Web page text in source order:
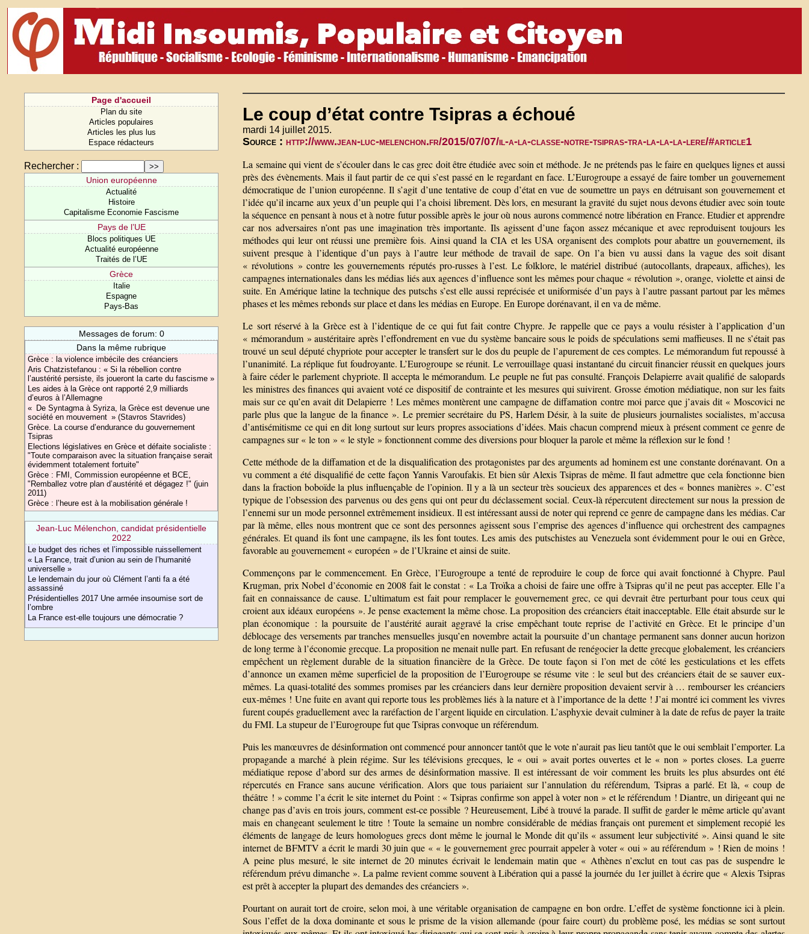
Page d'accueil
Plan du site
Articles populaires
Articles les plus lus
Espace rédacteurs
Rechercher :
Union européenne
Actualité
Histoire
Capitalisme Economie Fascisme
Pays de l’UE
Blocs politiques UE
Actualité européenne
Traités de l’UE
Grèce
Italie
Espagne
Pays-Bas
Messages de forum: 0
Dans la même rubrique
Grèce : la violence imbécile des créanciers
Aris Chatzistefanou : « Si la rébellion contre
l’austérité persiste, ils joueront la carte du fascisme »
Les aides à la Grèce ont rapporté 2,9 milliards
d’euros à l’Allemagne
« De Syntagma à Syriza, la Grèce est devenue une
société en mouvement » (Stavros Stavrides)
Grèce. La course d’endurance du gouvernement
Tsipras
Elections législatives en Grèce et défaite socialiste :
"Toute comparaison avec la situation française serait
évidemment totalement fortuite"
Grèce : FMI, Commission européenne et BCE,
"Remballez votre plan d’austérité et dégagez !" (juin
2011)
Grèce : l’heure est à la mobilisation générale !
Jean-Luc Mélenchon, candidat présidentielle
2022
Le budget des riches et l’impossible ruissellement
« La France, trait d’union au sein de l’humanité
universelle »
Le lendemain du jour où Clément l’anti fa a été
assassiné
Présidentielles 2017 Une armée insoumise sort de
l’ombre
La France est-elle toujours une démocratie ?
Le coup d’état contre Tsipras a échoué
mardi 14 juillet 2015.
Source :http://www.jean-luc-melenchon.fr/2015/07/07/il-a-la-classe-notre-tsipras-tra-la-la-la-lere/#article1
La semaine qui vient de s’écouler dans le cas grec doit être étudiée avec soin et méthode. Je ne prétends pas le faire en quelques lignes et aussi
près des évènements. Mais il faut partir de ce qui s’est passé en le regardant en face. L’Eurogroupe a essayé de faire tomber un gouvernement
démocratique de l’union européenne. Il s’agit d’une tentative de coup d’état en vue de soumettre un pays en détruisant son gouvernement et
l’idée qu’il incarne aux yeux d’un peuple qui l’a choisi librement. Dès lors, en mesurant la gravité du sujet nous devons étudier avec soin toute
la séquence en pensant à nous et à notre futur possible après le jour où nous aurons commencé notre libération en France. Etudier et apprendre
car nos adversaires n’ont pas une imagination très importante. Ils agissent d’une façon assez mécanique et avec reproduisent toujours les
méthodes qui leur ont réussi une première fois. Ainsi quand la CIA et les USA organisent des complots pour abattre un gouvernement, ils
suivent presque à l’identique d’un pays à l’autre leur méthode de travail de sape. On l’a bien vu aussi dans la vague des soit disant
« révolutions » contre les gouvernements réputés pro-russes à l’est. Le folklore, le matériel distribué (autocollants, drapeaux, affiches), les
campagnes internationales dans les médias liés aux agences d’influence sont les mêmes pour chaque « révolution », orange, violette et ainsi de
suite. En Amérique latine la technique des putschs s’est elle aussi reprécisée et uniformisée d’un pays à l’autre passant partout par les mêmes
phases et les mêmes rebonds sur place et dans les médias en Europe. En Europe dorénavant, il en va de même.
Le sort réservé à la Grèce est à l’identique de ce qui fut fait contre Chypre. Je rappelle que ce pays a voulu résister à l’application d’un
« mémorandum » austéritaire après l’effondrement en vue du système bancaire sous le poids de spéculations semi maffieuses. Il ne s’était pas
trouvé un seul député chypriote pour accepter le transfert sur le dos du peuple de l’apurement de ces comptes. Le mémorandum fut repoussé à
l’unanimité. La réplique fut foudroyante. L’Eurogroupe se réunit. Le verrouillage quasi instantané du circuit financier réussit en quelques jours
à faire céder le parlement chypriote. Il accepta le mémorandum. Le peuple ne fut pas consulté. François Delapierre avait qualifié de salopards
les ministres des finances qui avaient voté ce dispositif de contrainte et les mesures qui suivirent. Grosse émotion médiatique, non sur les faits
mais sur ce qu’en avait dit Delapierre ! Les mêmes montèrent une campagne de diffamation contre moi parce que j’avais dit « Moscovici ne
parle plus que la langue de la finance ». Le premier secrétaire du PS, Harlem Désir, à la suite de plusieurs journalistes socialistes, m’accusa
d’antisémitisme ce qui en dit long surtout sur leurs propres associations d’idées. Mais chacun comprend mieux à présent comment ce genre de
campagnes sur « le ton » « le style » fonctionnent comme des diversions pour bloquer la parole et même la réflexion sur le fond !
Cette méthode de la diffamation et de la disqualification des protagonistes par des arguments ad hominem est une constante dorénavant. On a
vu comment a été disqualifié de cette façon Yannis Varoufakis. Et bien sûr Alexis Tsipras de même. Il faut admettre que cela fonctionne bien
dans la fraction boboïde la plus influençable de l’opinion. Il y a là un secteur très soucieux des apparences et des « bonnes manières ». C’est
typique de l’obsession des parvenus ou des gens qui ont peur du déclassement social. Ceux-là répercutent directement sur nous la pression de
l’ennemi sur un mode personnel extrêmement insidieux. Il est intéressant aussi de noter qui reprend ce genre de campagne dans les médias. Car
par là même, elles nous montrent que ce sont des personnes agissent sous l’emprise des agences d’influence qui orchestrent des campagnes
générales. Et quand ils font une campagne, ils les font toutes. Les amis des putschistes au Venezuela sont évidemment pour le oui en Grèce,
favorable au gouvernement « européen » de l’Ukraine et ainsi de suite.
Commençons par le commencement. En Grèce, l’Eurogroupe a tenté de reproduire le coup de force qui avait fonctionné à Chypre. Paul
Krugman, prix Nobel d’économie en 2008 fait le constat : « La Troïka a choisi de faire une offre à Tsipras qu’il ne peut pas accepter. Elle l’a
fait en connaissance de cause. L’ultimatum est fait pour remplacer le gouvernement grec, ce qui devrait être perturbant pour tous ceux qui
croient aux idéaux européens ». Je pense exactement la même chose. La proposition des créanciers était inacceptable. Elle était absurde sur le
plan économique : la poursuite de l’austérité aurait aggravé la crise empêchant toute reprise de l’activité en Grèce. Et le principe d’un
déblocage des versements par tranches mensuelles jusqu’en novembre actait la poursuite d’un chantage permanent sans donner aucun horizon
de long terme à l’économie grecque. La proposition ne menait nulle part. En refusant de renégocier la dette grecque globalement, les créanciers
empêchent un règlement durable de la situation financière de la Grèce. De toute façon si l’on met de côté les gesticulations et les effets
d’annonce un examen même superficiel de la proposition de l’Eurogroupe se résume vite : le seul but des créanciers était de se sauver eux-
mêmes. La quasi-totalité des sommes promises par les créanciers dans leur dernière proposition devaient servir à … rembourser les créanciers
eux-mêmes ! Une fuite en avant qui reporte tous les problèmes liés à la nature et à l’importance de la dette ! J’ai montré ici comment les vivres
furent coupés graduellement avec la raréfaction de l’argent liquide en circulation. L’asphyxie devait culminer à la date de refus de payer la traite
du FMI. La stupeur de l’Eurogroupe fut que Tsipras convoque un référendum.
Puis les manœuvres de désinformation ont commencé pour annoncer tantôt que le vote n’aurait pas lieu tantôt que le oui semblait l’emporter. La
propagande a marché à plein régime. Sur les télévisions grecques, le « oui » avait portes ouvertes et le « non » portes closes. La guerre
médiatique repose d’abord sur des armes de désinformation massive. Il est intéressant de voir comment les bruits les plus absurdes ont été
répercutés en France sans aucune vérification. Alors que tous pariaient sur l’annulation du référendum, Tsipras a parlé. Et là, « coup de
théâtre ! » comme l’a écrit le site internet du Point : « Tsipras confirme son appel à voter non » et le référendum ! Diantre, un dirigeant qui ne
change pas d’avis en trois jours, comment est-ce possible ? Heureusement, Libé à trouvé la parade. Il suffit de garder le même article qu’avant
mais en changeant seulement le titre ! Toute la semaine un nombre considérable de médias français ont purement et simplement recopié les
éléments de langage de leurs homologues grecs dont même le journal le Monde dit qu’ils « assument leur subjectivité ». Ainsi quand le site
internet de BFMTV a écrit le mardi 30 juin que « « le gouvernement grec pourrait appeler à voter « oui » au référendum » ! Rien de moins !
A peine plus mesuré, le site internet de 20 minutes écrivait le lendemain matin que « Athènes n’exclut en tout cas pas de suspendre le
référendum prévu dimanche ». La palme revient comme souvent à Libération qui a passé la journée du 1er juillet à écrire que « Alexis Tsipras
est prêt à accepter la plupart des demandes des créanciers ».
Pourtant on aurait tort de croire, selon moi, à une véritable organisation de campagne en bon ordre. L’effet de système fonctionne ici à plein.
Sous l’effet de la doxa dominante et sous le prisme de la vision allemande (pour faire court) du problème posé, les médias se sont surtout